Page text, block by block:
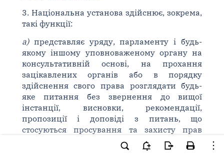
3. Національна установа здійснює, зокрема,
такі функції:
а)представляє уряду, парламенту і будь-
якому іншому уповноваженому органу на
консультативній основі, на прохання
зацікавлених органів або в порядку
здійснення свого права розглядати будь-
яке питання без звернення до вищої
інстанції, висновки, рекомендації,
пропозиції і доповіді з питань, що
стосуються просування та захисту прав
людини; національна установа може
прийняти рішення про їх оприлюднення;